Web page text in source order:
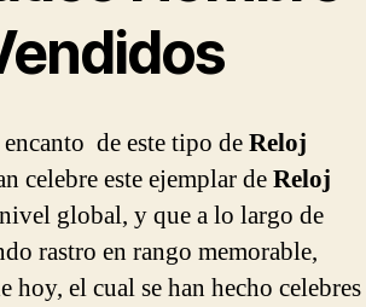
de este tipo deReloj
celebre este ejemplar deReloj
global, y que a lo largo de
rastro en rango memorable,
hoy, el cual se han hecho celebres